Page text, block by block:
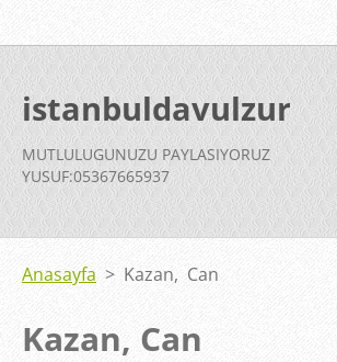
MUTLULUGUNUZU PAYLASIYORUZ
YUSUF:05367665937
Anasayfa > Kazan, Can
Kazan, Can